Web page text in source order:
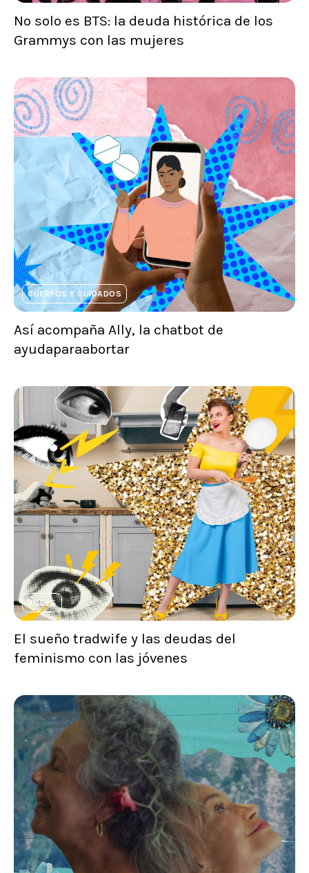
No solo es BTS: la deuda histórica de los
Grammys con las mujeres
CUERPOS Y CUIDADOS
Así acompaña Ally, la chatbot de
ayudaparaabortar
VOCES
El sueño tradwife y las deudas del
feminismo con las jóvenes